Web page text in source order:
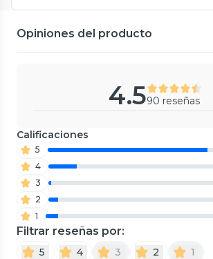
Opiniones del producto
4.590 reseñas
Calificaciones
5
4
3
2
1
Filtrar reseñas por:
5 4 3 2 1